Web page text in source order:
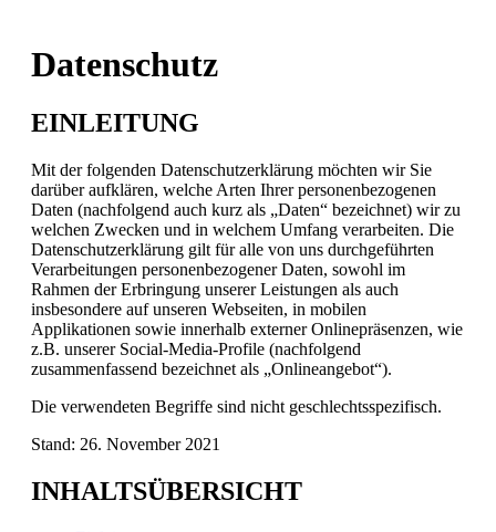
Datenschutz
EINLEITUNG
Mit der folgenden Datenschutzerklärung möchten wir Sie
darüber aufklären, welche Arten Ihrer personenbezogenen
Daten (nachfolgend auch kurz als „Daten“ bezeichnet) wir zu
welchen Zwecken und in welchem Umfang verarbeiten. Die
Datenschutzerklärung gilt für alle von uns durchgeführten
Verarbeitungen personenbezogener Daten, sowohl im
Rahmen der Erbringung unserer Leistungen als auch
insbesondere auf unseren Webseiten, in mobilen
Applikationen sowie innerhalb externer Onlinepräsenzen, wie
z.B. unserer Social-Media-Profile (nachfolgend
zusammenfassend bezeichnet als „Onlineangebot“).
Die verwendeten Begriffe sind nicht geschlechtsspezifisch.
Stand: 26. November 2021
INHALTSÜBERSICHT